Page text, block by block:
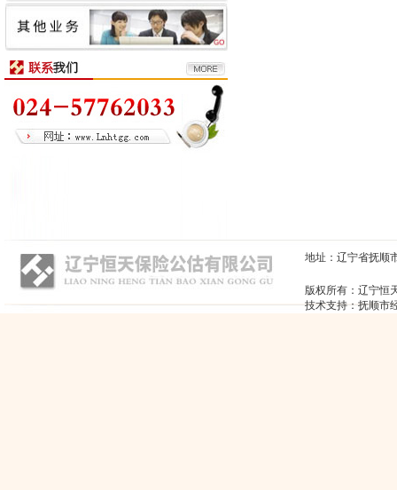
地址：辽宁省抚顺
版权所有：辽宁恒
技术支持：抚顺市